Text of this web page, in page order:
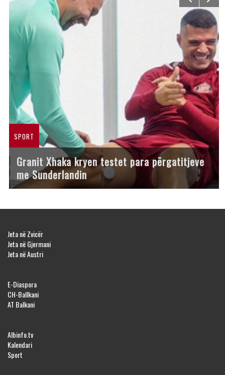
SPORT
Granit Xhaka kryen testet para përgatitjeve
me Sunderlandin
Jeta në Zvicër
Jeta në Gjermani
Jeta në Austri
E-Diaspora
CH-Ballkani
AT Balkani
Albinfo.tv
Kalendari
Sport